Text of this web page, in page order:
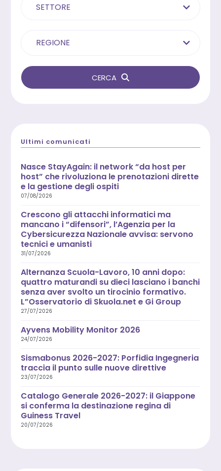
SETTORE
REGIONE
CERCA
Ultimi comunicati
Nasce StayAgain: il network “da host per
host” che rivoluziona le prenotazioni dirette
e la gestione degli ospiti
07/08/2026
Crescono gli attacchi informatici ma
mancano i “difensori”, l’Agenzia per la
Cybersicurezza Nazionale avvisa: servono
tecnici e umanisti
31/07/2026
Alternanza Scuola-Lavoro, 10 anni dopo:
quattro maturandi su dieci lasciano i banchi
senza aver svolto un tirocinio formativo.
L”Osservatorio di Skuola.net e Gi Group
27/07/2026
Ayvens Mobility Monitor 2026
24/07/2026
Sismabonus 2026-2027: Porfidia Ingegneria
traccia il punto sulle nuove direttive
23/07/2026
Catalogo Generale 2026-2027: il Giappone
si conferma la destinazione regina di
Guiness Travel
20/07/2026